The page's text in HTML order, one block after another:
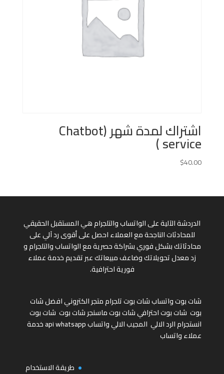
اشتراك لمدة شهر (Chatbot
service )
$40.00
الدردشة الآلية على الواتساب والتلجرام هي المستقبل الحقيقي
للمحادثات الناجحة مع العملاء احصل على أقوى رد آلي على
محادثاتك بشكل فوري بشراكة حصرية مع الواتساب والتلجرام و
زد معدل تحويلاتك وضاعف مبيعاتك عبر تقديم خدمة عملاء
فورية احترافية.
شات بوت واتسابشات بوت تلجراممتجر الكترونيافضل شات
بوت شات بوت احترافيشات بوت ماسنجرشات بوت شات بوت
انستجرامالرد الالي المجيب الالي واتسابapi whatsappخدمة
عملاء واتساب
طريقة الاستخدام